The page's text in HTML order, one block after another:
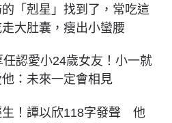
「剋星」找到了，常吃這
大肚囊，瘦出小蠻腰
任認愛小24歲女友！小一就
：未來一定會相見
生！譚以欣118字發聲 他